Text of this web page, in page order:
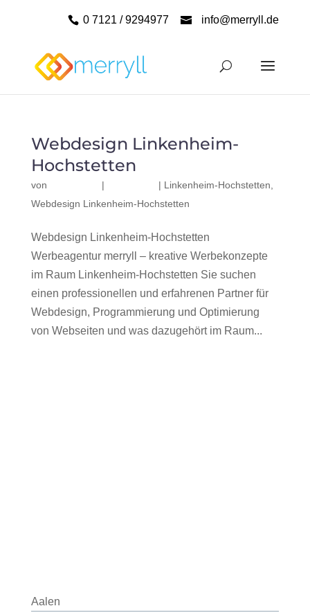
0 7121 / 9294977 info@merryll.de
Webdesign Linkenheim-
Hochstetten
von | | Linkenheim-Hochstetten
Webdesign Linkenheim-Hochstetten
Webdesign Linkenheim-Hochstetten
Werbeagentur merryll – kreative Werbekonzepte
im Raum Linkenheim-Hochstetten Sie suchen
einen professionellen und erfahrenen Partner für
Webdesign, Programmierung und Optimierung
von Webseiten und was dazugehört im Raum...
Aalen